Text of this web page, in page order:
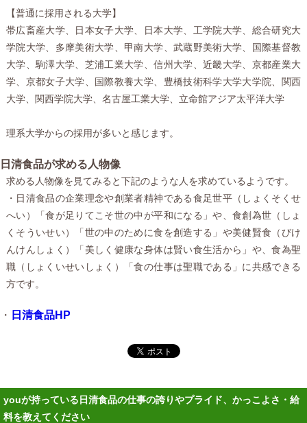
【普通に採用される大学】
帯広畜産大学、日本女子大学、日本大学、工学院大学、総合研究大
学院大学、多摩美術大学、甲南大学、武蔵野美術大学、国際基督教
大学、駒澤大学、芝浦工業大学、信州大学、近畿大学、京都産業大
学、京都女子大学、国際教養大学、豊橋技術科学大学大学院、関西
大学、関西学院大学、名古屋工業大学、立命館アジア太平洋大学
理系大学からの採用が多いと感じます。
日清食品が求める人物像
求める人物像を見てみると下記のような人を求めているようです。
・日清食品の企業理念や創業者精神である食足世平（しょくそくせ
へい）「食が足りてこそ世の中が平和になる」や、食創為世（しょ
くそういせい）「世の中のために食を創造する」や美健賢食（びけ
んけんしょく）「美しく健康な身体は賢い食生活から」や、食為聖
職（しょくいせいしょく）「食の仕事は聖職である」に共感できる
方です。
・ 日清食品HP
youが持っている日清食品の仕事の誇りやプライド、かっこよさ・給
料を教えてください